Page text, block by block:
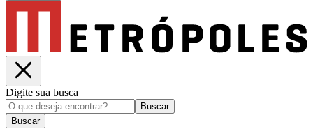
Digite sua busca
Buscar
Buscar